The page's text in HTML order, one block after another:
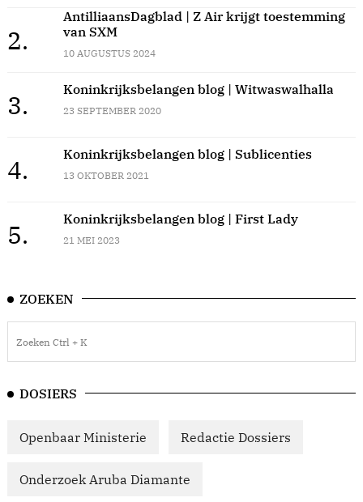
2.
AntilliaansDagblad | Z Air krijgt toestemming
van SXM
10 AUGUSTUS 2024
3.
Koninkrijksbelangen blog | Witwaswalhalla
23 SEPTEMBER 2020
4.
Koninkrijksbelangen blog | Sublicenties
13 OKTOBER 2021
5.
Koninkrijksbelangen blog | First Lady
21 MEI 2023
ZOEKEN
DOSIERS
Openbaar Ministerie Redactie Dossiers
Onderzoek Aruba Diamante